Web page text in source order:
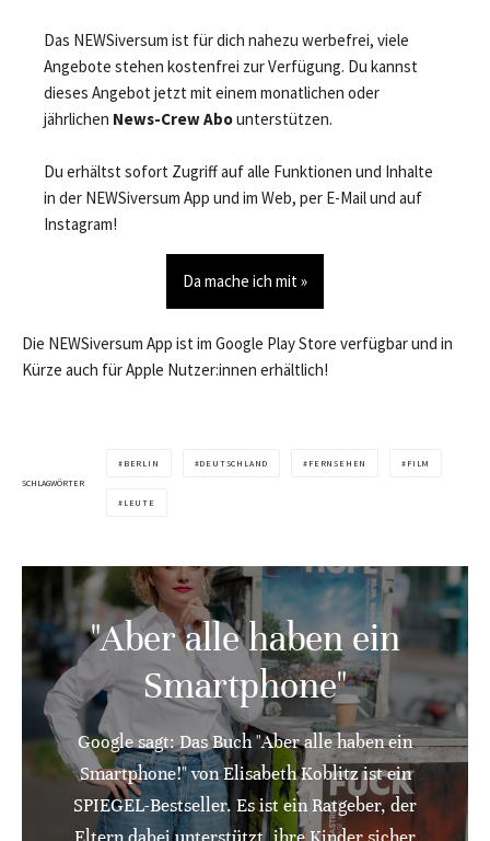
Das NEWSiversum ist für dich nahezu werbefrei, viele
Angebote stehen kostenfrei zur Verfügung. Du kannst
dieses Angebot jetzt mit einem monatlichen oder
jährlichen News-Crew Abounterstützen.
Du erhältst sofort Zugriff auf alle Funktionen und Inhalte
in der NEWSiversum App und im Web, per E-Mail und auf
Instagram!
Da mache ich mit »
Die NEWSiversum App ist im Google Play Store verfügbar und in
Kürze auch für Apple Nutzer:innen erhältlich!
SCHLAGWÖRTER
BERLIN DEUTSCHLAND FERNSEHEN FILM
LEUTE
"Aber alle haben ein
Smartphone"
Google sagt: Das Buch "Aber alle haben ein
Smartphone!" von Elisabeth Koblitz ist ein
SPIEGEL-Bestseller. Es ist ein Ratgeber, der